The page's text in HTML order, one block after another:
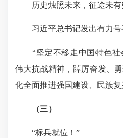
历史烛照未来，征途未有
习近平总书记发出有力
“坚定不移走中国特色社
伟大抗战精神，踔厉奋发、
化全面推进强国建设、民族
（三）
“标兵就位！”